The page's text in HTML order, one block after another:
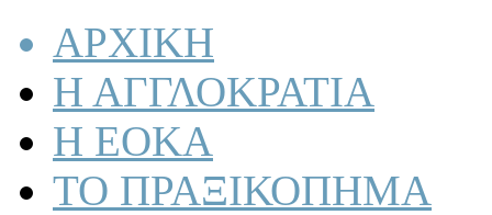
ΑΡΧΙΚΗ
Η ΑΓΓΛΟΚΡΑΤΙΑ
Η ΕΟΚΑ
ΤΟ ΠΡΑΞΙΚΟΠΗΜΑ